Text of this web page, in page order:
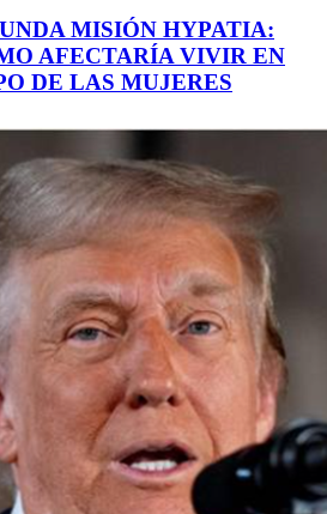
MISIÓN HYPATIA:
AFECTARÍA VIVIR EN
DE LAS MUJERES